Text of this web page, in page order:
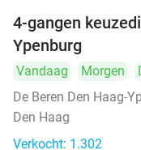
4-gangen
Ypenburg
Vandaag Morgen
De Beren Den Haag-
Den Haag
Verkocht: 1.302